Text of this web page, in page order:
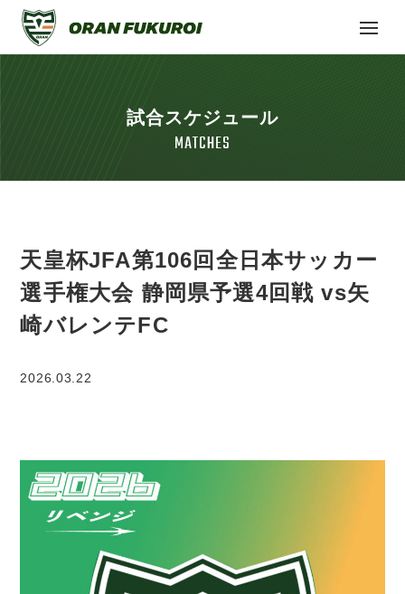
試合スケジュール
MATCHES
天皇杯JFA第106回全日本サッカー
選手権大会 静岡県予選4回戦 vs矢
崎バレンテFC
2026.03.22